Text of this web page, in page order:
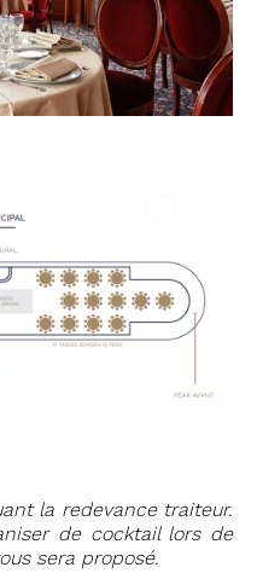
la redevance traiteur.
de cocktail lors de
sera proposé.